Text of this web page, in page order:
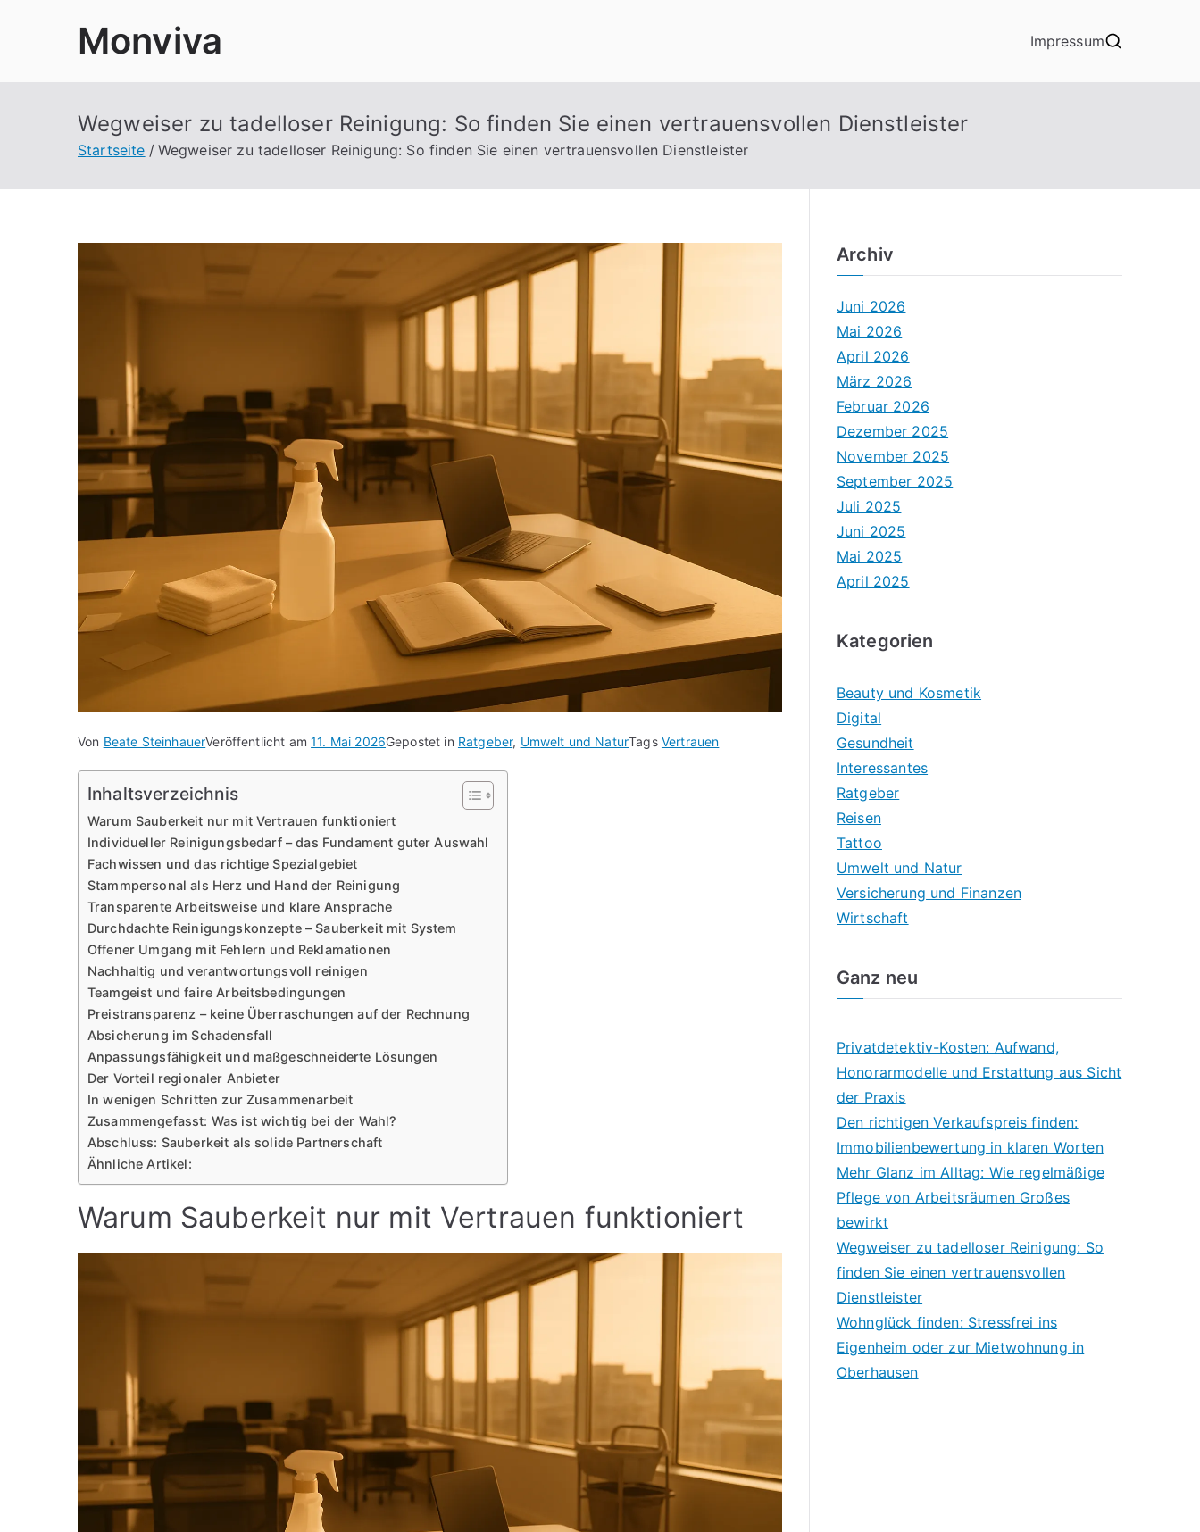
Monviva Impressum
Wegweiser zu tadelloser Reinigung: So finden Sie einen vertrauensvollen Dienstleister
Startseite Wegweiser zu tadelloser Reinigung: So finden Sie einen vertrauensvollen Dienstleister
Von Beate SteinhauerVeröffentlicht am11. Mai 2026Gepostet in Ratgeber, Umwelt und NaturTags Vertrauen
Inhaltsverzeichnis
Warum Sauberkeit nur mit Vertrauen funktioniert
Individueller Reinigungsbedarf – das Fundament guter Auswahl
Fachwissen und das richtige Spezialgebiet
Stammpersonal als Herz und Hand der Reinigung
Transparente Arbeitsweise und klare Ansprache
Durchdachte Reinigungskonzepte – Sauberkeit mit System
Offener Umgang mit Fehlern und Reklamationen
Nachhaltig und verantwortungsvoll reinigen
Teamgeist und faire Arbeitsbedingungen
Preistransparenz – keine Überraschungen auf der Rechnung
Absicherung im Schadensfall
Anpassungsfähigkeit und maßgeschneiderte Lösungen
Der Vorteil regionaler Anbieter
In wenigen Schritten zur Zusammenarbeit
Zusammengefasst: Was ist wichtig bei der Wahl?
Abschluss: Sauberkeit als solide Partnerschaft
Ähnliche Artikel:
Warum Sauberkeit nur mit Vertrauen funktioniert
Archiv
Juni 2026
Mai 2026
April 2026
März 2026
Februar 2026
Dezember 2025
November 2025
September 2025
Juli 2025
Juni 2025
Mai 2025
April 2025
Kategorien
Beauty und Kosmetik
Digital
Gesundheit
Interessantes
Ratgeber
Reisen
Tattoo
Umwelt und Natur
Versicherung und Finanzen
Wirtschaft
Ganz neu
Privatdetektiv-Kosten: Aufwand,
Honorarmodelle und Erstattung aus Sicht
der Praxis
Den richtigen Verkaufspreis finden:
Immobilienbewertung in klaren Worten
Mehr Glanz im Alltag: Wie regelmäßige
Pflege von Arbeitsräumen Großes
bewirkt
Wegweiser zu tadelloser Reinigung: So
finden Sie einen vertrauensvollen
Dienstleister
Wohnglück finden: Stressfrei ins
Eigenheim oder zur Mietwohnung in
Oberhausen